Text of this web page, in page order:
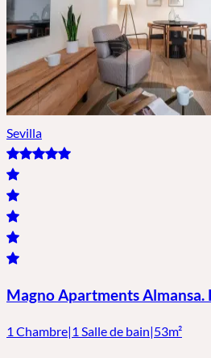
Sevilla
Magno Apartments Almansa.
1 Chambre|1 Salle de bain|53m²